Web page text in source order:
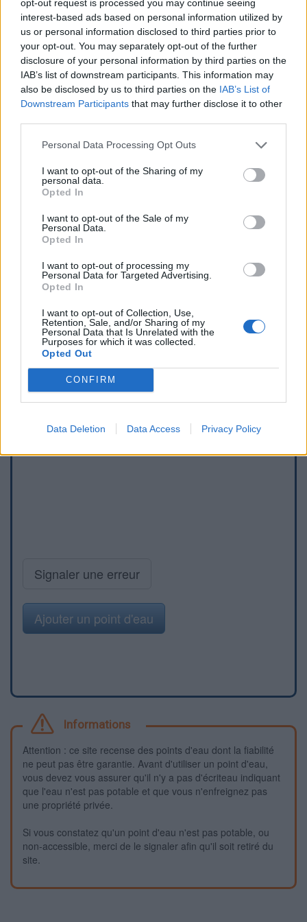
opt-out request is processed you may continue seeing
interest-based ads based on personal information utilized by
us or personal information disclosed to third parties prior to
your opt-out. You may separately opt-out of the further
disclosure of your personal information by third parties on the
IAB’s list of downstream participants. This information may
also be disclosed by us to third parties on the IAB’s List of
Downstream Participants that may further disclose it to other
Personal Data Processing Opt Outs
I want to opt-out of the Sharing of my
personal data.
Opted In
I want to opt-out of the Sale of my
Personal Data.
Opted In
I want to opt-out of processing my
Personal Data for Targeted Advertising.
Opted In
I want to opt-out of Collection, Use,
Retention, Sale, and/or Sharing of my
Personal Data that Is Unrelated with the
Purposes for which it was collected.
Opted Out
CONFIRM
Data Deletion Data Access Privacy Policy
Afficher la carte
Signaler une erreur
Ajouter un point d'eau
Informations
Attention : ce site recense des points d'eau dont la fiabilité
ne peut pas être garantie. Avant d'utiliser un point d'eau,
vous devez vous assurer qu'il n'y a pas d'écriteau indiquant
que l'eau n'est pas potable et que vous n'enfreignez pas
une propriété privée.
Si vous constatez qu'un point d'eau n'est pas potable, ou
non-accessible, merci de le signaler afin qu'il soit retiré du
site.